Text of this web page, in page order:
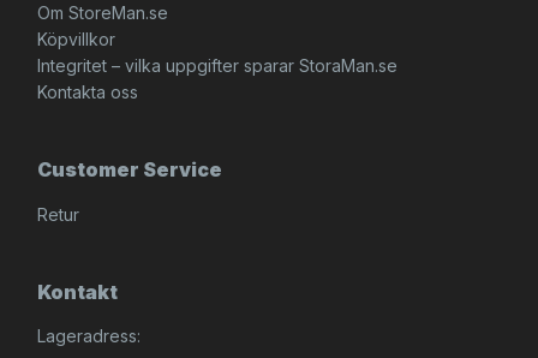
Om StoreMan.se
Köpvillkor
Integritet – vilka uppgifter sparar StoraMan.se
Kontakta oss
Customer Service
Retur
Kontakt
Lageradress: